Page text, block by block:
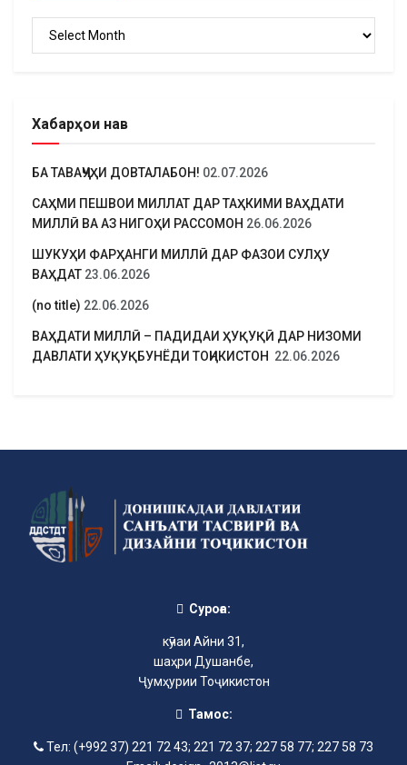
Бойгонӣ
Хабарҳои нав
БА ТАВАҶҶУҲИ ДОВТАЛАБОН! 02.07.2026
САҲМИ ПЕШВОИ МИЛЛАТ ДАР ТАҲКИМИ ВАҲДАТИ
МИЛЛӢ ВА АЗ НИГОҲИ РАССОМОН 26.06.2026
ШУКУҲИ ФАРҲАНГИ МИЛЛӢ ДАР ФАЗОИ СУЛҲУ
ВАҲДАТ 23.06.2026
(no title) 22.06.2026
ВАҲДАТИ МИЛЛӢ – ПАДИДАИ ҲУҚУҚӢ ДАР НИЗОМИ
ДАВЛАТИ ҲУҚУҚБУНЁДИ ТОҶИКИСТОН 22.06.2026
Суроға:
кӯчаи Айни 31,
шаҳри Душанбе,
Ҷумҳурии Тоҷикистон
Тамос:
Тел: (+992 37) 221 72 43; 221 72 37; 227 58 77; 227 58 73